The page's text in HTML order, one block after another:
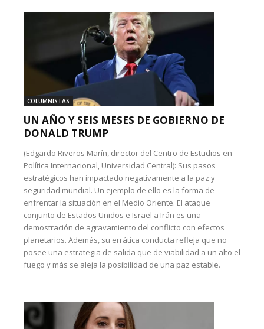
COLUMNISTAS
UN AÑO Y SEIS MESES DE GOBIERNO DE
DONALD TRUMP
(Edgardo Riveros Marín, director del Centro de Estudios en
Política Internacional, Universidad Central): Sus pasos
estratégicos han impactado negativamente a la paz y
seguridad mundial. Un ejemplo de ello es la forma de
enfrentar la situación en el Medio Oriente. El ataque
conjunto de Estados Unidos e Israel a Irán es una
demostración de agravamiento del conflicto con efectos
planetarios. Además, su errática conducta refleja que no
posee una estrategia de salida que de viabilidad a un alto el
fuego y más se aleja la posibilidad de una paz estable.